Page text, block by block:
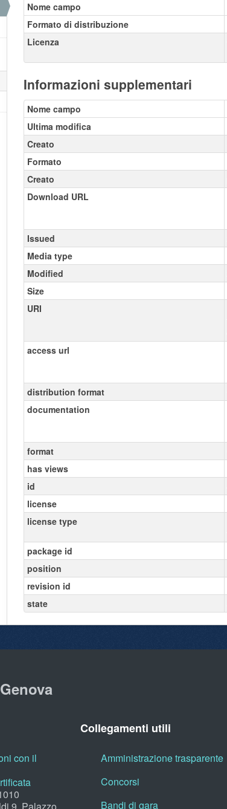
Nome campo
Formato di distribuzione
Licenza
Informazioni supplementari
Nome campo
Ultima modifica
Creato
Formato
Creato
Download URL
Issued
Media type
Modified
Size
URI
access url
distribution format
documentation
format
has views
id
license
license type
package id
position
revision id
state
con il
9, Palazzo
Collegamenti utili
Amministrazione trasparente
Concorsi
Bandi di gara